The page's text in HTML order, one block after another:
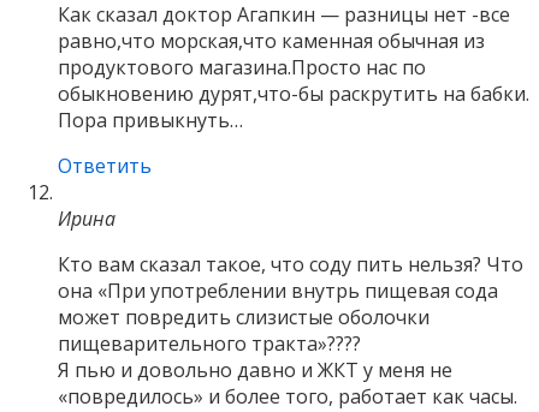
Как сказал доктор Агапкин — разницы нет -все
равно,что морская,что каменная обычная из
продуктового магазина.Просто нас по
обыкновению дурят,что-бы раскрутить на бабки.
Пора привыкнуть…
Ответить
Ирина
Кто вам сказал такое, что соду пить нельзя? Что
она «При употреблении внутрь пищевая сода
может повредить слизистые оболочки
пищеварительного тракта»????
Я пью и довольно давно и ЖКТ у меня не
«повредилось» и более того, работает как часы.